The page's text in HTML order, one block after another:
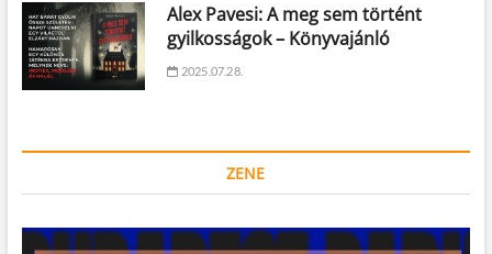
Alex Pavesi: A meg sem történt
gyilkosságok – Könyvajánló
2025.07.28.
ZENE